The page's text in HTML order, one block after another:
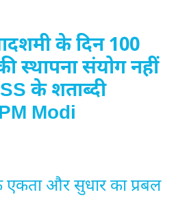
के दिन 100
स्थापना संयोग नहीं
के शताब्दी
Modi
और सुधार का प्रबल